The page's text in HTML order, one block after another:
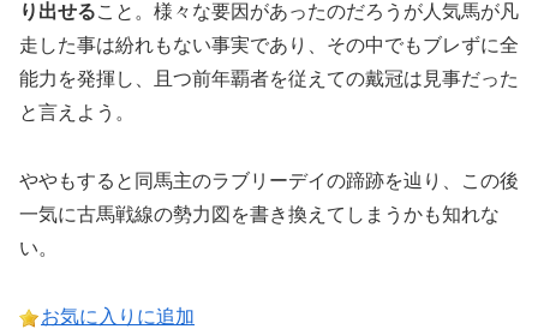
り出せること。様々な要因があったのだろうが人気馬が凡
走した事は紛れもない事実であり、その中でもブレずに全
能力を発揮し、且つ前年覇者を従えての戴冠は見事だった
と言えよう。
ややもすると同馬主のラブリーデイの蹄跡を辿り、この後
一気に古馬戦線の勢力図を書き換えてしまうかも知れな
い。
お気に入りに追加